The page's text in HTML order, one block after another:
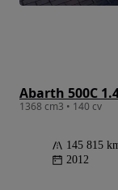
Abarth 500C
1368 cm3 • 140 cv
145 815
2012